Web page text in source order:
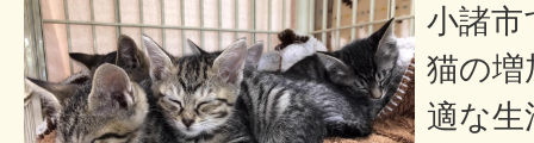
小諸
猫の増
適な